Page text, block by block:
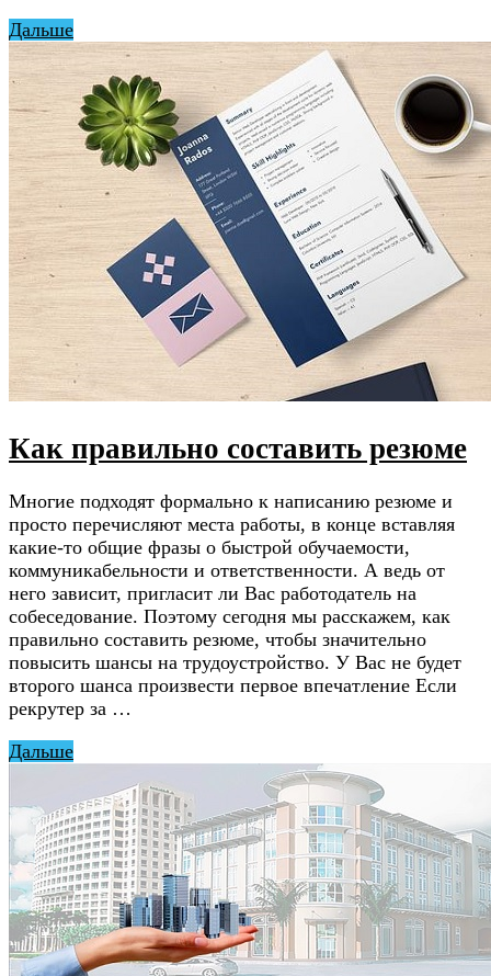
Дальше
Как правильно составить резюме
Многие подходят формально к написанию резюме и
просто перечисляют места работы, в конце вставляя
какие-то общие фразы о быстрой обучаемости,
коммуникабельности и ответственности. А ведь от
него зависит, пригласит ли Вас работодатель на
собеседование. Поэтому сегодня мы расскажем, как
правильно составить резюме, чтобы значительно
повысить шансы на трудоустройство. У Вас не будет
второго шанса произвести первое впечатление Если
рекрутер за …
Дальше